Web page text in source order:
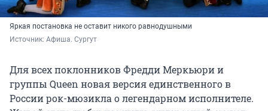
Яркая постановка не оставит никого равнодушными
Источник: Афиша. Сургут
Для всех поклонников Фредди Меркьюри и
группы Queen новая версия единственного в
России рок-мюзикла о легендарном исполнителе.